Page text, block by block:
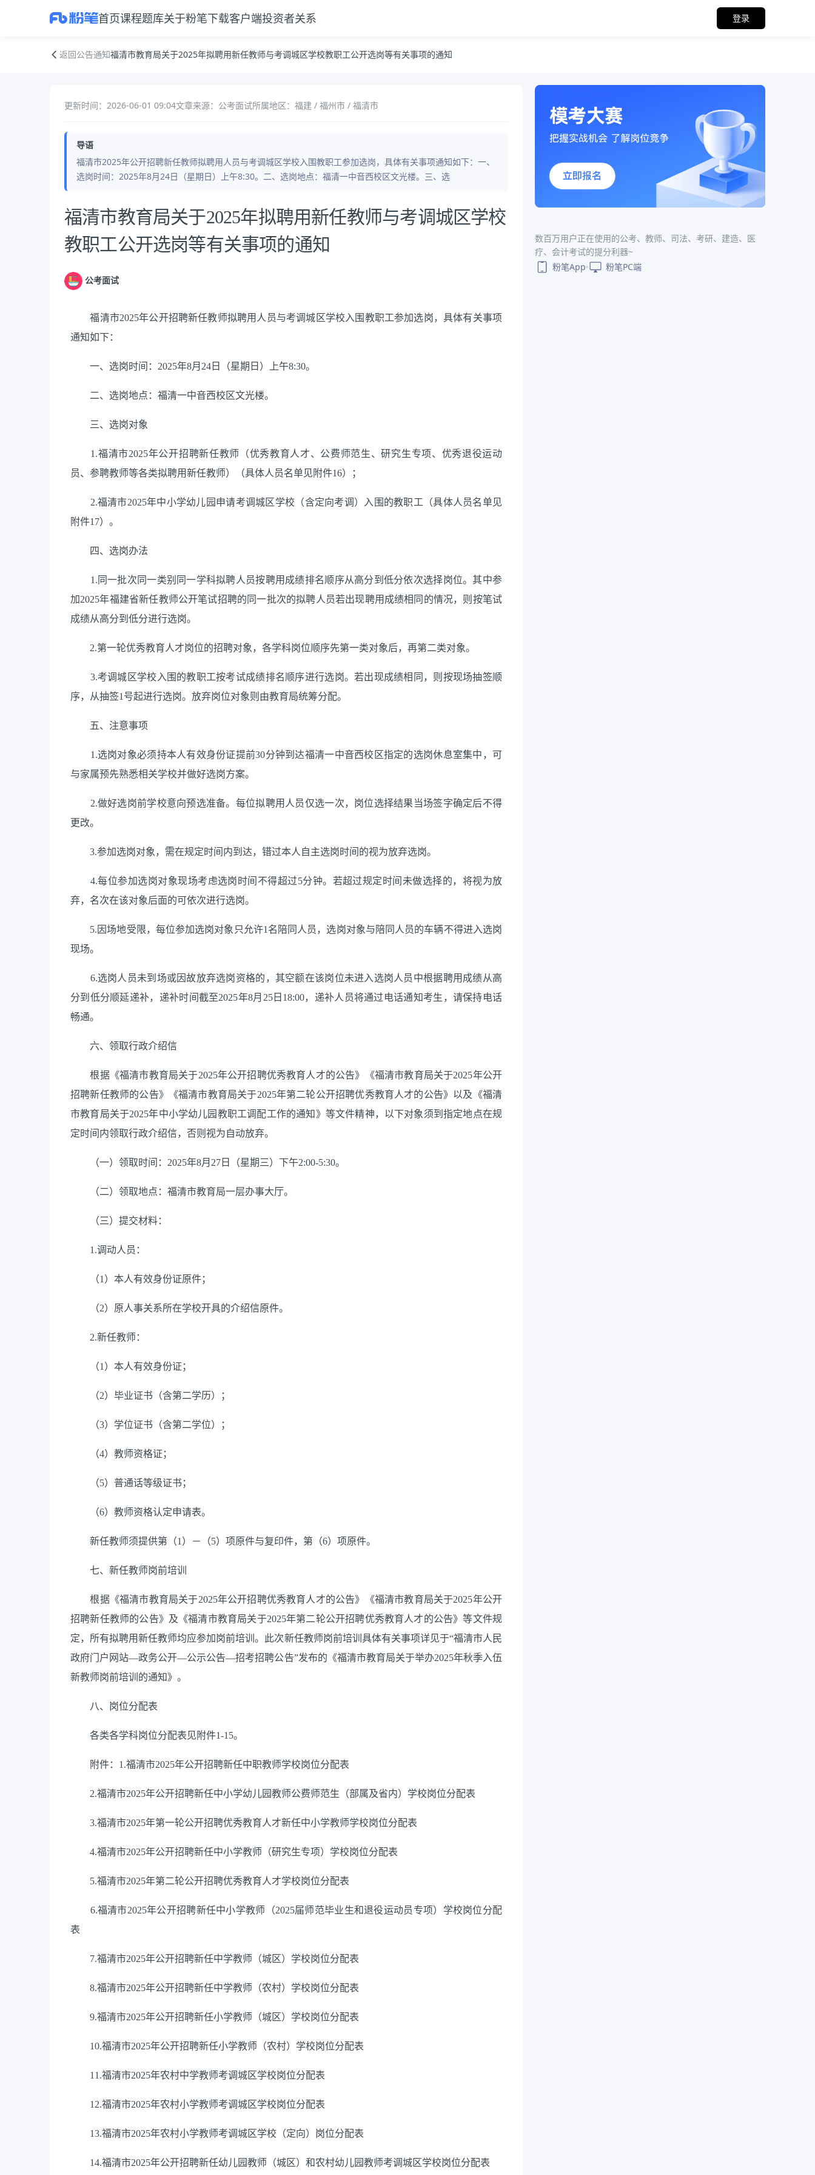
首页课程题库关于粉笔下载客户端投资者关系 登录
返回公告通知福清市教育局关于2025年拟聘用新任教师与考调城区学校教职工公开选岗等有关事项的通知
更新时间：2026-06-01 09:04文章来源：公考面试所属地区：福建 / 福州市 / 福清市
导语
福清市2025年公开招聘新任教师拟聘用人员与考调城区学校入围教职工参加选岗，具体有关事项通知如下：一、
选岗时间：2025年8月24日（星期日）上午8:30。二、选岗地点：福清一中音西校区文光楼。三、选
公告正文
福清市教育局关于2025年拟聘用新任教师与考调城区学校
教职工公开选岗等有关事项的通知
公考面试
福清市2025年公开招聘新任教师拟聘用人员与考调城区学校入围教职工参加选岗，具体有关事项
通知如下：
一、选岗时间：2025年8月24日（星期日）上午8:30。
二、选岗地点：福清一中音西校区文光楼。
三、选岗对象
1.福清市2025年公开招聘新任教师（优秀教育人才、公费师范生、研究生专项、优秀退役运动
员、参聘教师等各类拟聘用新任教师）（具体人员名单见附件16）；
2.福清市2025年中小学幼儿园申请考调城区学校（含定向考调）入围的教职工（具体人员名单见
附件17）。
四、选岗办法
1.同一批次同一类别同一学科拟聘人员按聘用成绩排名顺序从高分到低分依次选择岗位。其中参
加2025年福建省新任教师公开笔试招聘的同一批次的拟聘人员若出现聘用成绩相同的情况，则按笔试
成绩从高分到低分进行选岗。
2.第一轮优秀教育人才岗位的招聘对象，各学科岗位顺序先第一类对象后，再第二类对象。
3.考调城区学校入围的教职工按考试成绩排名顺序进行选岗。若出现成绩相同，则按现场抽签顺
序，从抽签1号起进行选岗。放弃岗位对象则由教育局统筹分配。
五、注意事项
1.选岗对象必须持本人有效身份证提前30分钟到达福清一中音西校区指定的选岗休息室集中，可
与家属预先熟悉相关学校并做好选岗方案。
2.做好选岗前学校意向预选准备。每位拟聘用人员仅选一次，岗位选择结果当场签字确定后不得
更改。
3.参加选岗对象，需在规定时间内到达，错过本人自主选岗时间的视为放弃选岗。
4.每位参加选岗对象现场考虑选岗时间不得超过5分钟。若超过规定时间未做选择的，将视为放
弃，名次在该对象后面的可依次进行选岗。
5.因场地受限，每位参加选岗对象只允许1名陪同人员，选岗对象与陪同人员的车辆不得进入选岗
现场。
6.选岗人员未到场或因故放弃选岗资格的，其空额在该岗位未进入选岗人员中根据聘用成绩从高
分到低分顺延递补，递补时间截至2025年8月25日18:00，递补人员将通过电话通知考生，请保持电话
畅通。
六、领取行政介绍信
根据《福清市教育局关于2025年公开招聘优秀教育人才的公告》《福清市教育局关于2025年公开
招聘新任教师的公告》《福清市教育局关于2025年第二轮公开招聘优秀教育人才的公告》以及《福清
市教育局关于2025年中小学幼儿园教职工调配工作的通知》等文件精神，以下对象须到指定地点在规
定时间内领取行政介绍信，否则视为自动放弃。
（一）领取时间：2025年8月27日（星期三）下午2:00-5:30。
（二）领取地点：福清市教育局一层办事大厅。
（三）提交材料：
1.调动人员：
（1）本人有效身份证原件；
（2）原人事关系所在学校开具的介绍信原件。
2.新任教师：
（1）本人有效身份证；
（2）毕业证书（含第二学历）；
（3）学位证书（含第二学位）；
（4）教师资格证；
（5）普通话等级证书；
（6）教师资格认定申请表。
新任教师须提供第（1）－（5）项原件与复印件，第（6）项原件。
七、新任教师岗前培训
根据《福清市教育局关于2025年公开招聘优秀教育人才的公告》《福清市教育局关于2025年公开
招聘新任教师的公告》及《福清市教育局关于2025年第二轮公开招聘优秀教育人才的公告》等文件规
定，所有拟聘用新任教师均应参加岗前培训。此次新任教师岗前培训具体有关事项详见于“福清市人民
政府门户网站—政务公开—公示公告—招考招聘公告”发布的《福清市教育局关于举办2025年秋季入伍
新教师岗前培训的通知》。
八、岗位分配表
各类各学科岗位分配表见附件1-15。
附件：1.福清市2025年公开招聘新任中职教师学校岗位分配表
2.福清市2025年公开招聘新任中小学幼儿园教师公费师范生（部属及省内）学校岗位分配表
3.福清市2025年第一轮公开招聘优秀教育人才新任中小学教师学校岗位分配表
4.福清市2025年公开招聘新任中小学教师（研究生专项）学校岗位分配表
5.福清市2025年第二轮公开招聘优秀教育人才学校岗位分配表
6.福清市2025年公开招聘新任中小学教师（2025届师范毕业生和退役运动员专项）学校岗位分配
表
7.福清市2025年公开招聘新任中学教师（城区）学校岗位分配表
8.福清市2025年公开招聘新任中学教师（农村）学校岗位分配表
9.福清市2025年公开招聘新任小学教师（城区）学校岗位分配表
10.福清市2025年公开招聘新任小学教师（农村）学校岗位分配表
11.福清市2025年农村中学教师考调城区学校岗位分配表
12.福清市2025年农村小学教师考调城区学校岗位分配表
13.福清市2025年农村小学教师考调城区学校（定向）岗位分配表
14.福清市2025年公开招聘新任幼儿园教师（城区）和农村幼儿园教师考调城区学校岗位分配表
数百万用户正在使用的公考、教师、司法、考研、建造、医
疗、会计考试的提分利器~
粉笔App
粉笔PC端